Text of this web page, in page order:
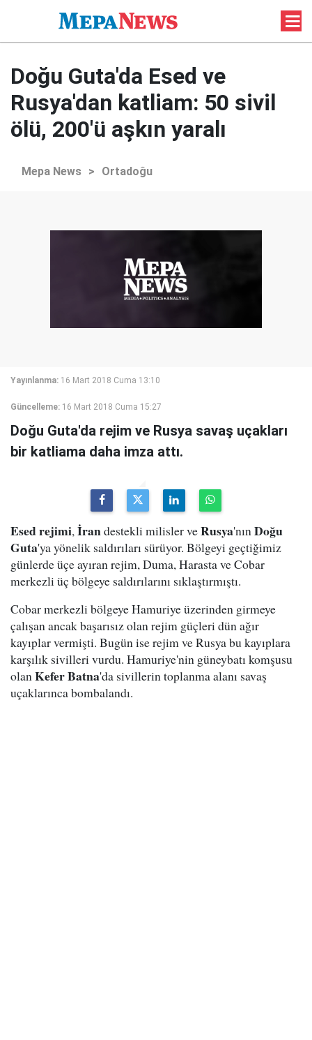
Doğu Guta'da Esed ve
Rusya'dan katliam: 50 sivil
ölü, 200'ü aşkın yaralı
Mepa News > Ortadoğu
Yayınlanma: 16 Mart 2018 Cuma 13:10
Güncelleme: 16 Mart 2018 Cuma 15:27
Doğu Guta'da rejim ve Rusya savaş uçakları
bir katliama daha imza attı.
Esed rejimi,İrandestekli milisler veRusya'nınDoğu
Guta'ya yönelik saldırıları sürüyor. Bölgeyi geçtiğimiz
günlerde üçe ayıran rejim, Duma, Harasta ve Cobar
merkezli üç bölgeye saldırılarını sıklaştırmıştı.
Cobar merkezli bölgeye Hamuriye üzerinden girmeye
çalışan ancak başarısız olan rejim güçleri dün ağır
kayıplar vermişti. Bugün ise rejim ve Rusya bu kayıplara
karşılık sivilleri vurdu. Hamuriye'nin güneybatı komşusu
olanKefer Batna'da sivillerin toplanma alanı savaş
uçaklarınca bombalandı.